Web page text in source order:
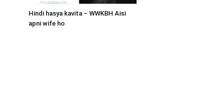
Hindi hasya kavita – WWKBH Aisi
apni wife ho